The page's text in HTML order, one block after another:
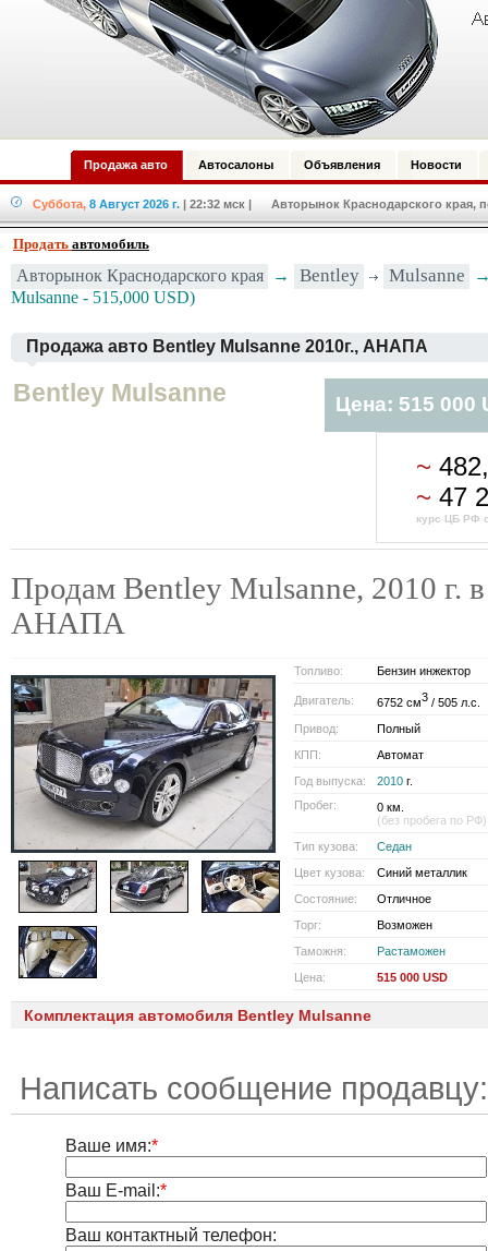
Продажа авто Автосалоны Объявления Новости
Суббота, 8 Август 2026 г. | 22:32 мск | Авторынок Краснодарского края,
Продать автомобиль
Авторынок Краснодарского края → Bentley Mulsanne
Mulsanne - 515,000 USD)
Продажа авто Bentley Mulsanne 2010г., АНАПА
Bentley Mulsanne Цена: 515 000
~
~ 47
курс ЦБ РФ
Продам Bentley Mulsanne, 2010 г. в
АНАПА
Топливо: Бензин инжектор
Двигатель: 6752 см3 / 505 л.с.
Привод:
Полный
КПП:
Автомат
Год выпуска:
2010 г.
Пробег:
0 км.
(без пробега по РФ)
Тип кузова:
Седан
Цвет кузова:
Синий металлик
Состояние:
Отличное
Торг:
Возможен
Таможня:
Растаможен
Цена:
515 000 USD
Комплектация автомобиля Bentley Mulsanne
Написать сообщение
Ваше имя:*
Ваш E-mail:*
Ваш контактный телефон: